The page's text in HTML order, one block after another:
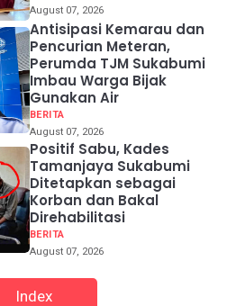
August 07, 2026
Antisipasi Kemarau dan
Pencurian Meteran,
Perumda TJM Sukabumi
Imbau Warga Bijak
Gunakan Air
BERITA
August 07, 2026
Positif Sabu, Kades
Tamanjaya Sukabumi
Ditetapkan sebagai
Korban dan Bakal
Direhabilitasi
BERITA
August 07, 2026
Index